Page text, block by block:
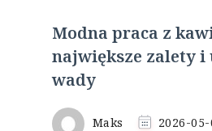
Modna praca z
największe zalety i
wady
Maks 2026-05-